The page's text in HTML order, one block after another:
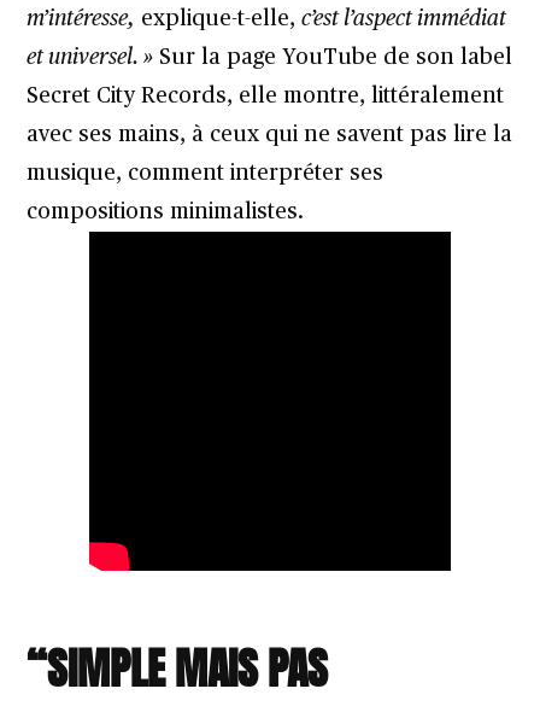
m’intéresse, explique-t-elle,c’est l’aspect immédiat
et universel. » Sur la page YouTube de son label
Secret City Records, elle montre, littéralement
avec ses mains, à ceux qui ne savent pas lire la
musique, comment interpréter ses
compositions minimalistes.
“SIMPLE MAIS PAS